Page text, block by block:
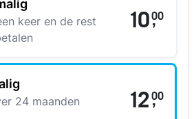
keer en de rest
10,
00
24 maanden
12,
00